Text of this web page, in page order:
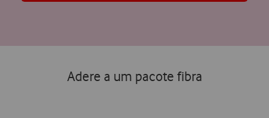
Adere a um pacote fibra